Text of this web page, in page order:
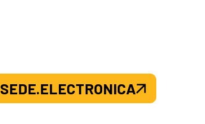
SEDE.ELECTRONICA